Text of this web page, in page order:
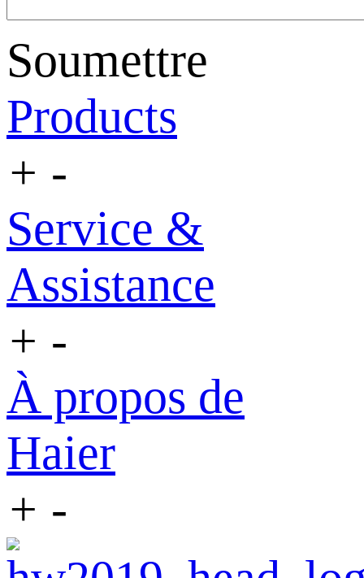
Soumettre
Products
+ -
Service &
Assistance
+ -
À propos de
Haier
+ -